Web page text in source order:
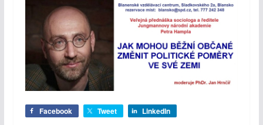
Facebook Tweet LinkedIn